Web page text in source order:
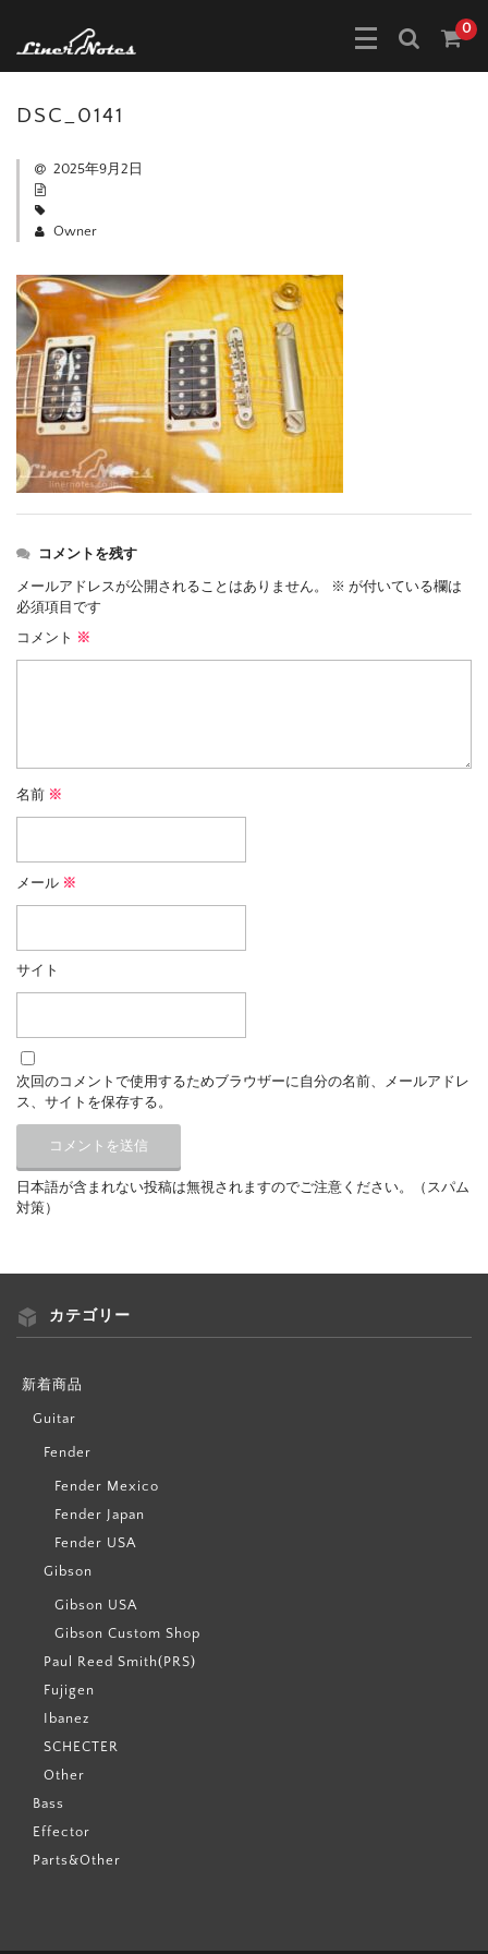
0
DSC_0141
2025年9月2日
Owner
コメントを残す
メールアドレスが公開されることはありません。 ※ が付いている欄は
必須項目です
コメント ※
名前 ※
メール ※
サイト
次回のコメントで使用するためブラウザーに自分の名前、メールアドレ
ス、サイトを保存する。
日本語が含まれない投稿は無視されますのでご注意ください。（スパム
対策）
カテゴリー
新着商品
Guitar
Fender
Fender Mexico
Fender Japan
Fender USA
Gibson
Gibson USA
Gibson Custom Shop
Paul Reed Smith(PRS)
Fujigen
Ibanez
SCHECTER
Other
Bass
Effector
Parts&Other